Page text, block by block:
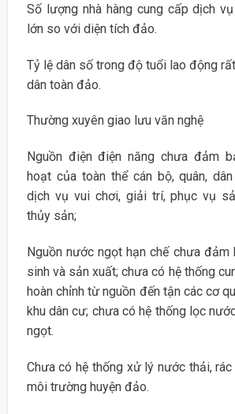
Số lượng nhà hàng cung cấp dịch
lớn so với diện tích đảo.
Tỷ lệ dân số trong độ tuổi lao động
dân toàn đảo.
Thường xuyên giao lưu văn nghệ
Nguồn điện điện năng chưa đảm
hoạt của toàn thể cán bộ, quân,
dịch vụ vui chơi, giải trí, phục vụ
thủy sản;
Nguồn nước ngọt hạn chế chưa đảm
sinh và sản xuất; chưa có hệ thống
hoàn chỉnh từ nguồn đến tận các cơ
khu dân cư; chưa có hệ thống lọc
ngọt.
Chưa có hệ thống xử lý nước thải,
môi trường huyện đảo.